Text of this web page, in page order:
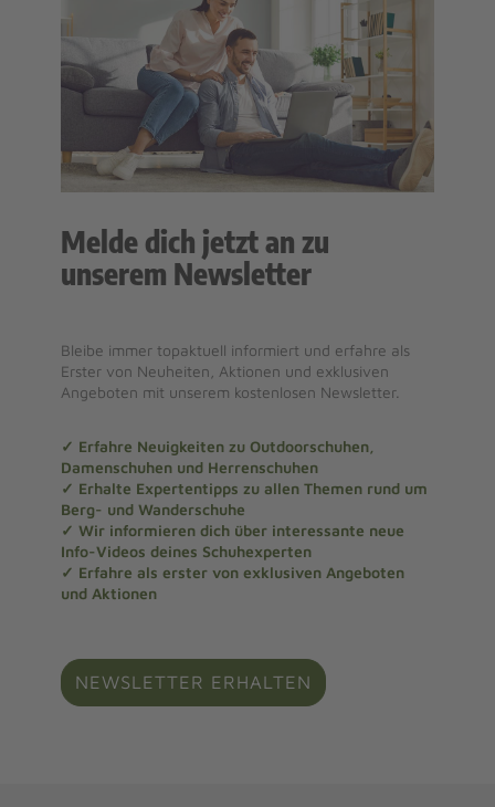
Melde dich jetzt an zu
unserem Newsletter
Bleibe immer topaktuell informiert und erfahre als
Erster von Neuheiten, Aktionen und exklusiven
Angeboten mit unserem kostenlosen Newsletter.
✓ Erfahre Neuigkeiten zu Outdoorschuhen,
Damenschuhen und Herrenschuhen
✓ Erhalte Expertentipps zu allen Themen rund um
Berg- und Wanderschuhe
✓ Wir informieren dich über interessante neue
Info-Videos deines Schuhexperten
✓ Erfahre als erster von exklusiven Angeboten
und Aktionen
NEWSLETTER ERHALTEN